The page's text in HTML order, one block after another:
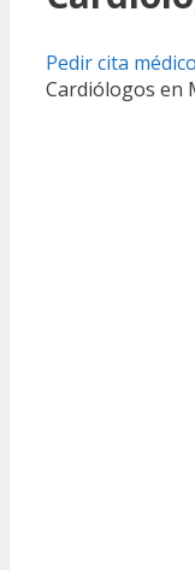
Pedir cita médico
Cardiólogos en